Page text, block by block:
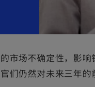
市场不确定性，影
们仍然对未来三年